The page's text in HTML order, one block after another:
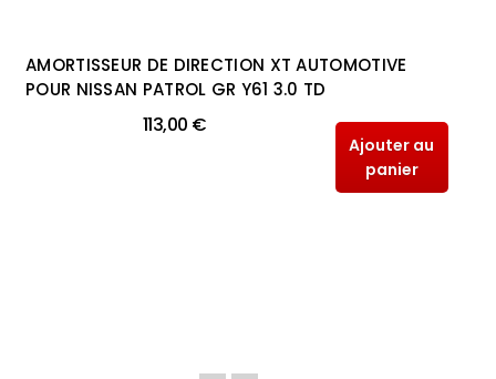
AMORTISSEUR DE DIRECTION XT AUTOMOTIVE
POUR NISSAN PATROL GR Y61 3.0 TD
113,00 €
Ajouter au
panier